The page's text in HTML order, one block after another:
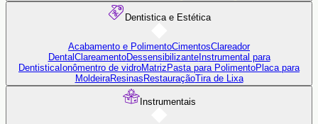
Dentistica e Estética
Acabamento e PolimentoCimentosClareador
Dental ClareamentoDessensibilizanteInstrumental para
Dentistica Ionômentro de vidroMatriz Pasta para PolimentoPlaca para
MoldeiraResinas RestauraçãoTira de Lixa
Instrumentais